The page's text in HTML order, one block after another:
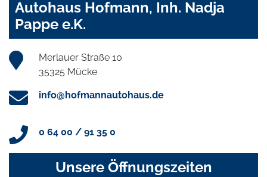
Autohaus Hofmann, Inh. Nadja
Pappe e.K.
Merlauer Straße 10
35325 Mücke
info@hofmannautohaus.de
0 64 00 / 91 35 0
Unsere Öffnungszeiten